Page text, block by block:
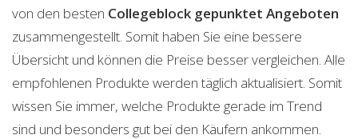
von den besten Collegeblock gepunktet Angeboten
zusammengestellt. Somit haben Sie eine bessere
Übersicht und können die Preise besser vergleichen. Alle
empfohlenen Produkte werden täglich aktualisiert. Somit
wissen Sie immer, welche Produkte gerade im Trend
sind und besonders gut bei den Käufern ankommen.